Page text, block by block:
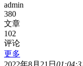
admin
380
文章
102
评论
更多